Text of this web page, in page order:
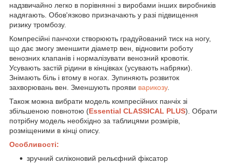
надзвичайно легко в порівнянні з виробами інших виробників
надягають. Обов'язково призначають у разі підвищення
ризику тромбозу.
Компресійні панчохи створюють градуйований тиск на ногу,
що дає змогу зменшити діаметр вен, відновити роботу
венозних клапанів і нормалізувати венозний кровотік.
Усувають застій рідини в кінцівках (усувають набряки).
Знімають біль і втому в ногах. Зупиняють розвиток
захворювань вен. Зменшують прояви варикозу.
Також можна вибрати модель компресійних панчіх зі
збільшеною повнотою (Essential CLASSICAL PLUS). Обрати
потрібну модель необхідно за таблицями розмірів,
розміщеними в кінці опису.
Особливості:
зручний силіконовий рельєфний фіксатор